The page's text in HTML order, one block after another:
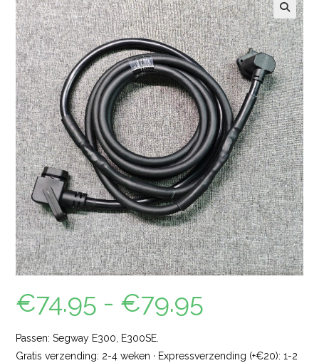
🔍
€74.95 - €79.95
Passen: Segway E300, E300SE.
Gratis verzending: 2-4 weken · Expressverzending (+€20): 1-2